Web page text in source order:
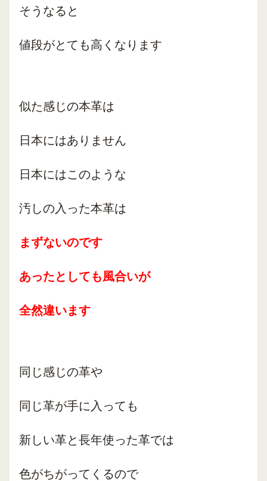
そうなると
値段がとても高くなります
似た感じの本革は
日本にはありません
日本にはこのような
汚しの入った本革は
まずないのです
あったとしても風合いが
全然違います
同じ感じの革や
同じ革が手に入っても
新しい革と長年使った革では
色がちがってくるので